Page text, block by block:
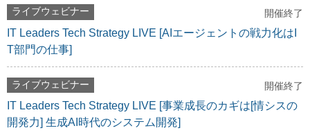
ライブウェビナー 開催終了
IT Leaders Tech Strategy LIVE [AIエージェントの戦力化はI
T部門の仕事]
ライブウェビナー 開催終了
IT Leaders Tech Strategy LIVE [事業成長のカギは[情シスの
開発力] 生成AI時代のシステム開発]